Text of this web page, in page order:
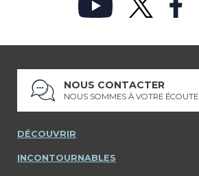
NOUS CONTACTER
NOUS SOMMES À VOTRE ÉCOUTE
DÉCOUVRIR
INCONTOURNABLES